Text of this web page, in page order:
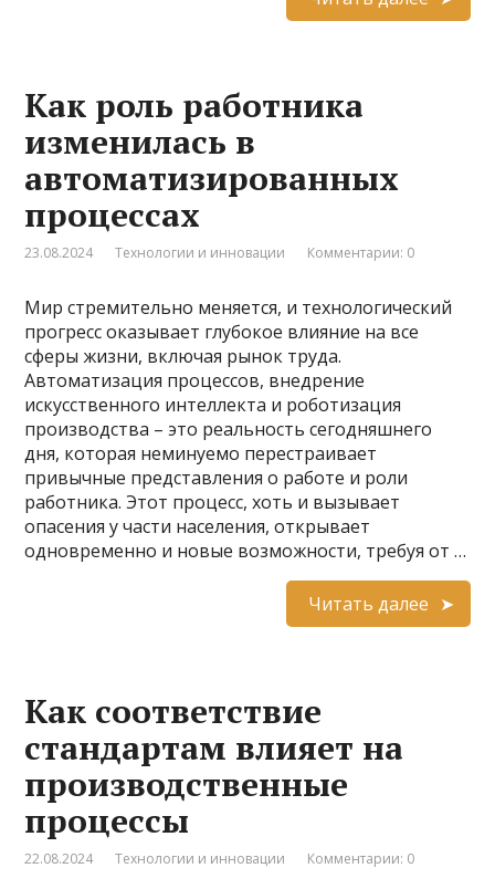
Как роль работника
изменилась в
автоматизированных
процессах
23.08.2024 Технологии и инновации Комментарии: 0
Мир стремительно меняется, и технологический
прогресс оказывает глубокое влияние на все
сферы жизни, включая рынок труда.
Автоматизация процессов, внедрение
искусственного интеллекта и роботизация
производства – это реальность сегодняшнего
дня, которая неминуемо перестраивает
привычные представления о работе и роли
работника. Этот процесс, хоть и вызывает
опасения у части населения, открывает
одновременно и новые возможности, требуя от …
Читать далее
Как соответствие
стандартам влияет на
производственные
процессы
22.08.2024 Технологии и инновации Комментарии: 0